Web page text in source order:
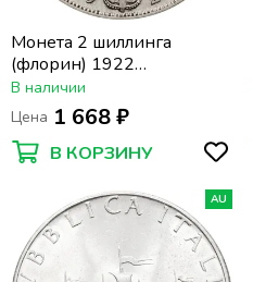
Монета 2 шиллинга
(флорин) 1922
Великобритания
В наличии
Цена 1 668 ₽
В КОРЗИНУ
AU